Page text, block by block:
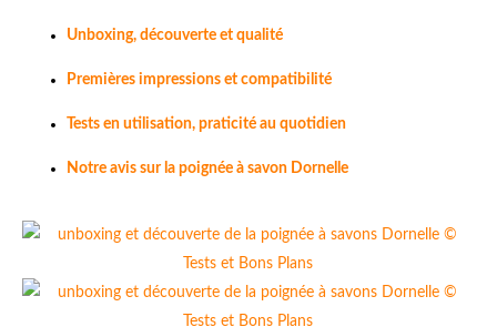
Unboxing, découverte et qualité
Premières impressions et compatibilité
Tests en utilisation, praticité au quotidien
Notre avis sur la poignée à savon Dornelle